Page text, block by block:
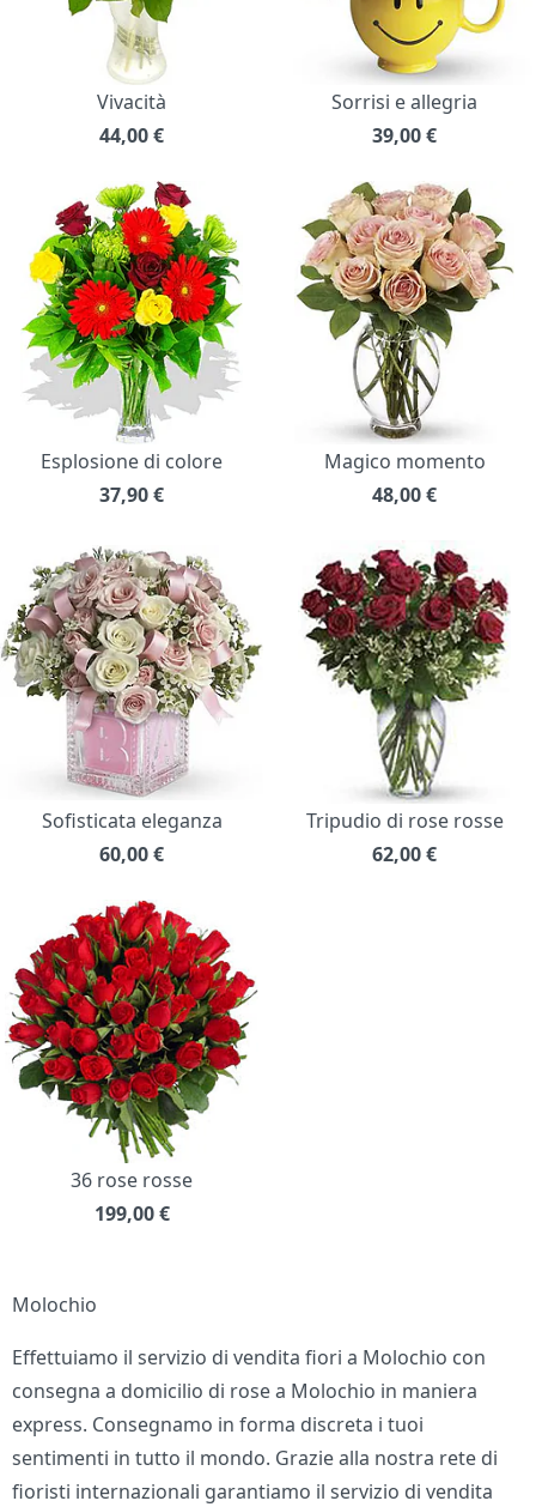
Vivacità
44,00€
Sorrisi e allegria
39,00€
Esplosione di colore
37,90€
Magico momento
48,00€
Sofisticata eleganza
60,00€
Tripudio di rose rosse
62,00€
36 rose rosse
199,00 €
Molochio
Effettuiamo il servizio di vendita fiori a Molochio con
consegna a domicilio di rose a Molochio in maniera
express. Consegnamo in forma discreta i tuoi
sentimenti in tutto il mondo. Grazie alla nostra rete di
fioristi internazionali garantiamo il servizio di vendita